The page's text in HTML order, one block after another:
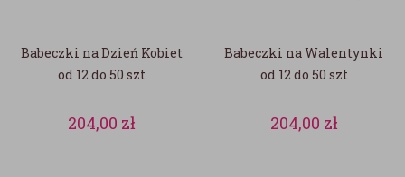
Babeczki na Dzień Kobiet
od 12 do 50 szt
204,00 zł
Babeczki na Walentynki
od 12 do 50 szt
204,00 zł